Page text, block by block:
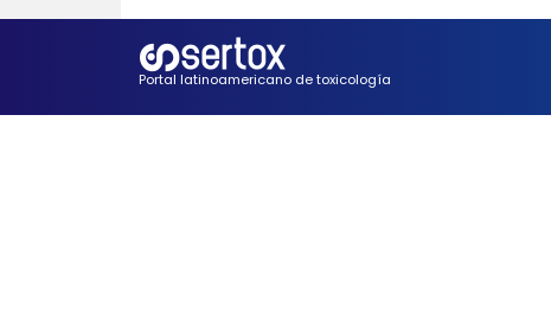
Portal latinoamericano de toxicología